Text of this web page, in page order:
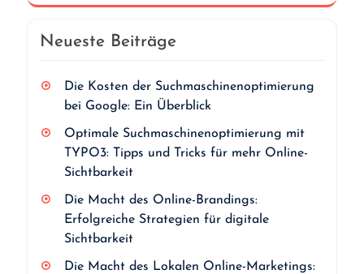
Neueste Beiträge
Die Kosten der Suchmaschinenoptimierung
bei Google: Ein Überblick
Optimale Suchmaschinenoptimierung mit
TYPO3: Tipps und Tricks für mehr Online-
Sichtbarkeit
Die Macht des Online-Brandings:
Erfolgreiche Strategien für digitale
Sichtbarkeit
Die Macht des Lokalen Online-Marketings: